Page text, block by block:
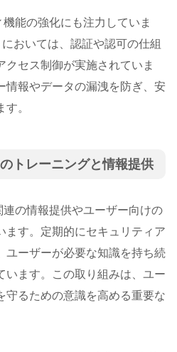
能の強化にも注力していま
おいては、認証や認可の仕組
セス制御が実施されていま
情報やデータの漏洩を防ぎ、安
。
トレーニングと情報提供
の情報提供やユーザー向けの
ます。定期的にセキュリティア
ユーザーが必要な知識を持ち続
います。この取り組みは、ユー
守るための意識を高める重要な